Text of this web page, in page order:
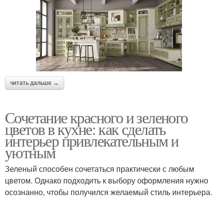
читать дальше →
Сочетание красного и зеленого
цветов в кухне: как сделать
интерьер привлекательным и
уютным
Зеленый способен сочетаться практически с любым
цветом. Однако подходить к выбору оформления нужно
осознанно, чтобы получился желаемый стиль интерьера.